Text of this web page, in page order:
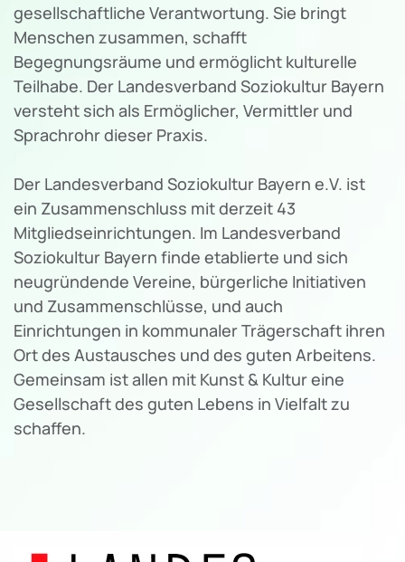
gesellschaftliche Verantwortung. Sie bringt
Menschen zusammen, schafft
Begegnungsräume und ermöglicht kulturelle
Teilhabe. Der Landesverband Soziokultur Bayern
versteht sich als Ermöglicher, Vermittler und
Sprachrohr dieser Praxis.
Der Landesverband Soziokultur Bayern e.V. ist
ein Zusammenschluss mit derzeit 43
Mitgliedseinrichtungen. Im Landesverband
Soziokultur Bayern finde etablierte und sich
neugründende Vereine, bürgerliche Initiativen
und Zusammenschlüsse, und auch
Einrichtungen in kommunaler Trägerschaft ihren
Ort des Austausches und des guten Arbeitens.
Gemeinsam ist allen mit Kunst & Kultur eine
Gesellschaft des guten Lebens in Vielfalt zu
schaffen.